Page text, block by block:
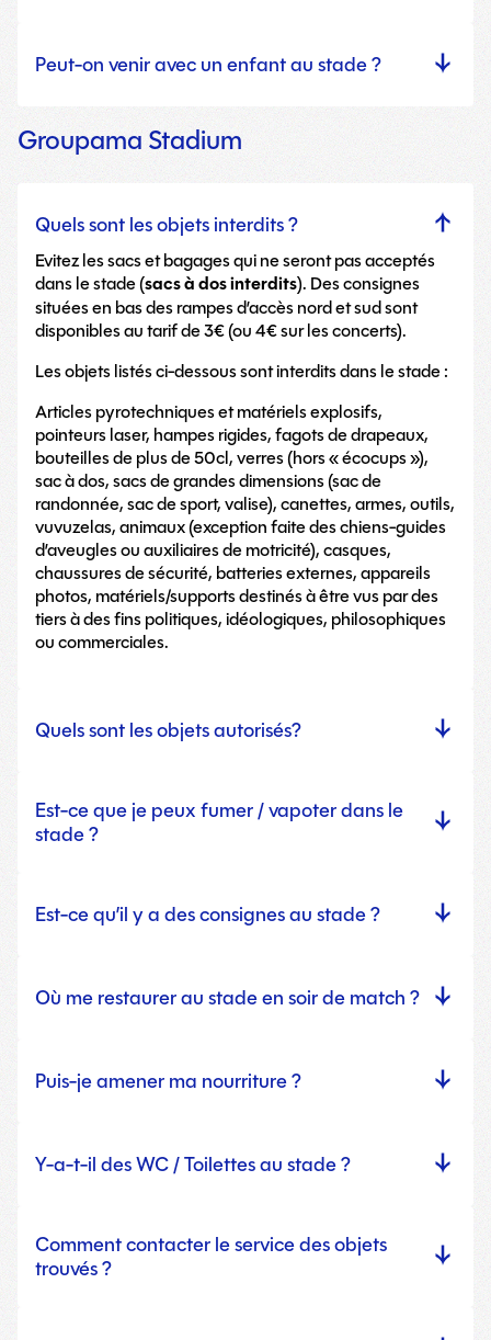
Peut-on venir avec un enfant au stade ?
Groupama Stadium
Quels sont les objets interdits ?
Evitez les sacs et bagages qui ne seront pas acceptés
dans le stade (sacs à dos interdits). Des consignes
situées en bas des rampes d’accès nord et sud sont
disponibles au tarif de 3€ (ou 4€ sur les concerts).
Les objets listés ci-dessous sont interdits dans le stade :
Articles pyrotechniques et matériels explosifs,
pointeurs laser, hampes rigides, fagots de drapeaux,
bouteilles de plus de 50cl, verres (hors « écocups »),
sac à dos, sacs de grandes dimensions (sac de
randonnée, sac de sport, valise), canettes, armes, outils,
vuvuzelas, animaux (exception faite des chiens-guides
d’aveugles ou auxiliaires de motricité), casques,
chaussures de sécurité, batteries externes, appareils
photos, matériels/supports destinés à être vus par des
tiers à des fins politiques, idéologiques, philosophiques
ou commerciales.
Quels sont les objets autorisés?
Est-ce que je peux fumer / vapoter dans le
stade ?
Est-ce qu’il y a des consignes au stade ?
Où me restaurer au stade en soir de match ?
Puis-je amener ma nourriture ?
Y-a-t-il des WC / Toilettes au stade ?
Comment contacter le service des objets
trouvés ?